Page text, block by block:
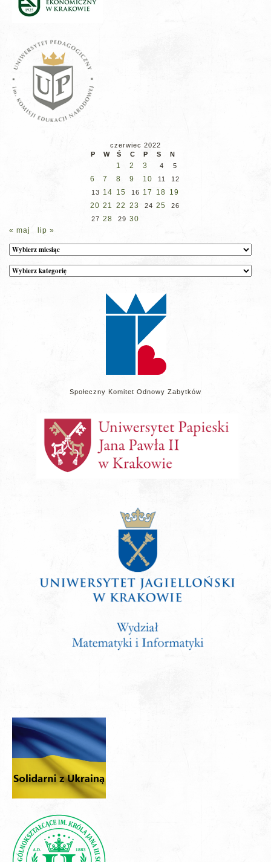
czerwiec 2022
P
W Ś C P S N
1 2 3 4 5
6 7 8 9 10 11
12
13 14 15 16 17 18 19
20 21 22 23 24 25
26
27 28 29 30
« maj
lip »
Archiwum
Kategorie
wpisów
Społeczny Komitet Odnowy Zabytków